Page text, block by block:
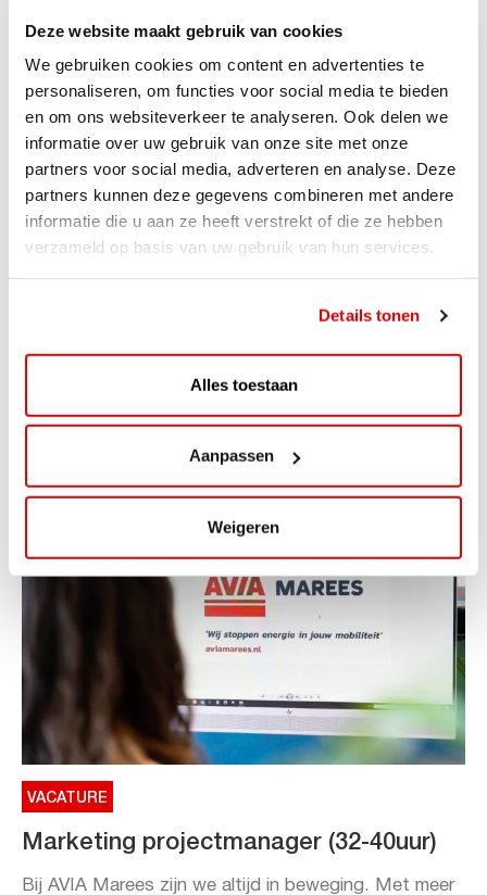
Deze website maakt gebruik van cookies
We gebruiken cookies om content en advertenties te
personaliseren, om functies voor social media te bieden
en om ons websiteverkeer te analyseren. Ook delen we
informatie over uw gebruik van onze site met onze
partners voor social media, adverteren en analyse. Deze
partners kunnen deze gegevens combineren met andere
informatie die u aan ze heeft verstrekt of die ze hebben
verzameld op basis van uw gebruik van hun services.
Details tonen
Alles toestaan
Aanpassen
Weigeren
ACTIE
ViaAVIA Super Deal: 20% korting bij
ViaLuxury Hotels
Toe aan een ontspannen nachtje...
VACATURE
Marketing projectmanager (32-40uur)
Bij AVIA Marees zijn we altijd in beweging. Met meer